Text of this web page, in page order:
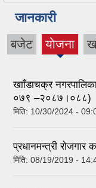
जानकारी
बजेट याेजना
(active
खााँडाचक्र
०७९ –२०८७।०८८)
मिति: 10/30/2024 -
प्रधानमन्त्री राेजगार
मिति: 08/19/2019 -